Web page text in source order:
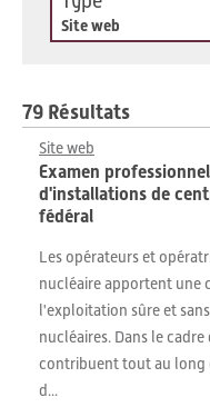
Site web
79 Résultats
Site web
Examen
d'installations de
fédéral
Les opérateurs et
nucléaire apportent une
l'exploitation sûre et
nucléaires. Dans le
contribuent tout au long
d...